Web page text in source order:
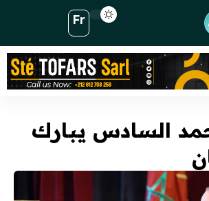
Fr
السادس يبارك